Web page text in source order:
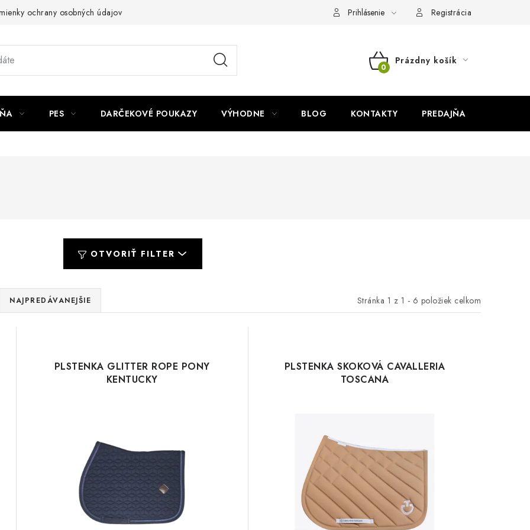
ochrany osobných údajov Prihlásenie Registrácia
NÁKUPNÝ
Prázdny košík
PES DARČEKOVÉ POUKAZY VÝHODNE BLOG KONTAKTY PREDAJŇA
OTVORIŤ FILTER
Stránka 1 z 1 - 6 položiek celkom
NAJPREDÁVANEJŠIE
PLSTENKA GLITTER ROPE PONY
KENTUCKY
PLSTENKA SKOKOVÁ CAVALLERIA
TOSCANA